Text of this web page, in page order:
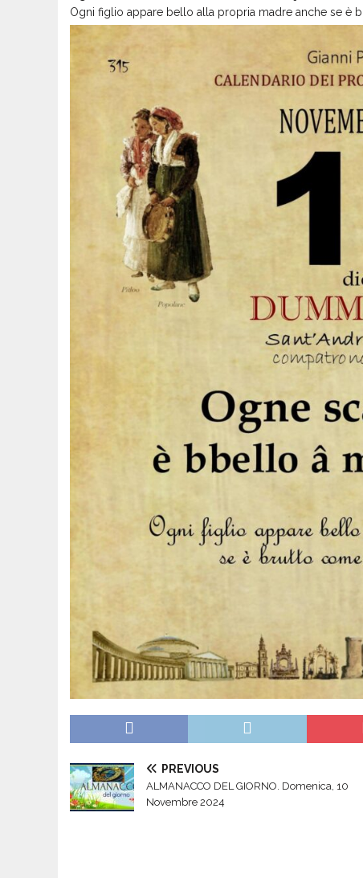
Ogni figlio appare bello alla propria madre anche se è
PREVIOUS
ALMANACCO DEL GIORNO. Domenica, 10
Novembre 2024